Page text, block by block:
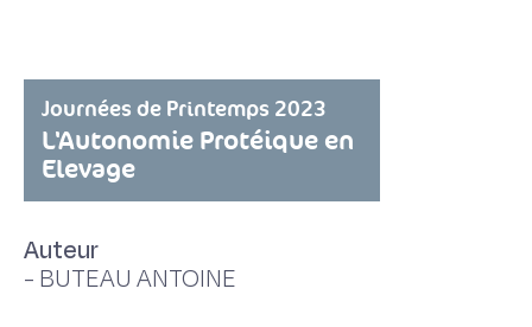
Journées de Printemps 2023
L'Autonomie Protéique en
Elevage
Auteur
- BUTEAU ANTOINE